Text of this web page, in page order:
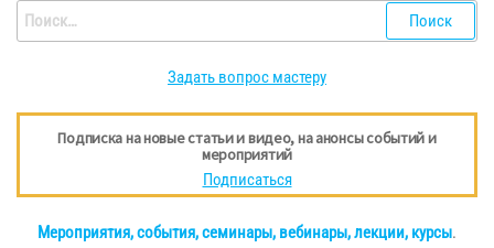
Найти:
Задать вопрос мастеру
Подписка на новые статьи и видео, на анонсы событий и
мероприятий
Подписаться
Мероприятия, события, семинары, вебинары, лекции, курсы.